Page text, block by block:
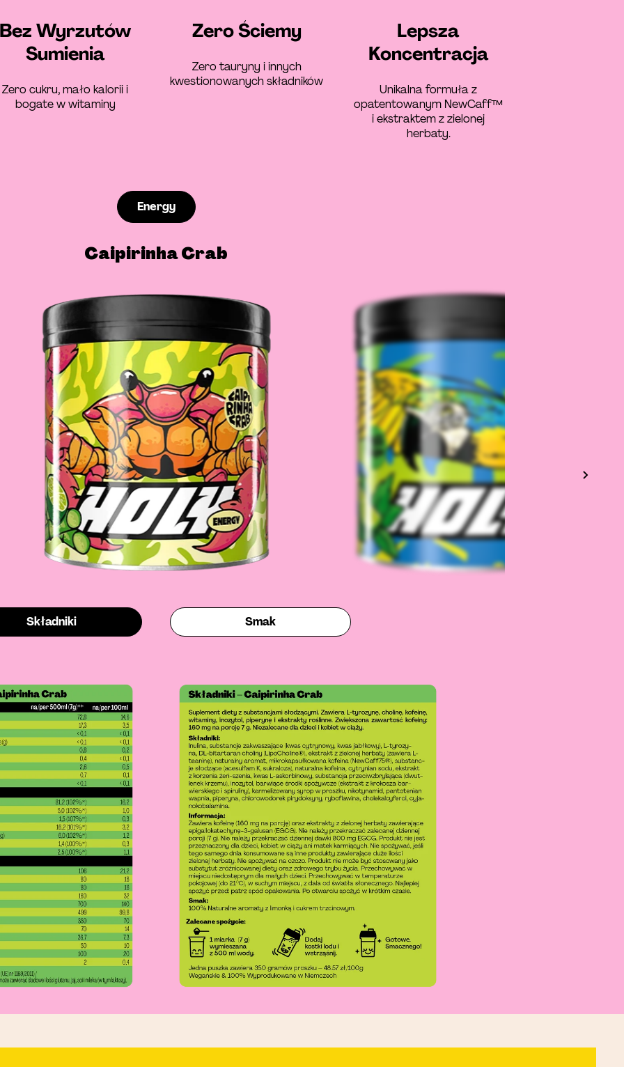
Bez Wyrzutów
Sumienia
Zero cukru, mało kalorii i
bogate w witaminy
Zero Ściemy
Zero tauryny i innych
kwestionowanych składników
Lepsza
Koncentracja
Unikalna formuła z
opatentowanym NewCaff™
i ekstraktem z zielonej
herbaty.
Energy
Caipirinha Crab
Składniki Smak